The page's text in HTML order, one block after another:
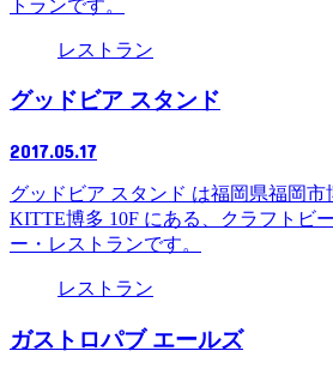
トランです。
レストラン
グッドビア スタンド
2017.05.17
グッドビア スタンド は福岡県福岡市
KITTE博多 10F にある、クラフトビ
ー・レストランです。
レストラン
ガストロパブ エールズ